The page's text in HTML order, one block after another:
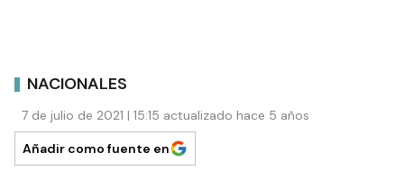
NACIONALES
7 de julio de 2021 | 15:15 actualizado hace 5 años
Añadir como fuente en